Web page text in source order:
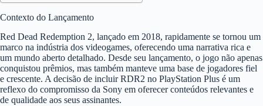
Contexto do Lançamento
Red Dead Redemption 2, lançado em 2018, rapidamente se tornou um
marco na indústria dos videogames, oferecendo uma narrativa rica e
um mundo aberto detalhado. Desde seu lançamento, o jogo não apenas
conquistou prêmios, mas também manteve uma base de jogadores fiel
e crescente. A decisão de incluir RDR2 no PlayStation Plus é um
reflexo do compromisso da Sony em oferecer conteúdos relevantes e
de qualidade aos seus assinantes.